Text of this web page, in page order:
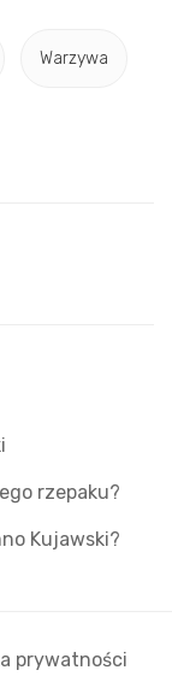
Warzywa
rzepaku?
Kujawski?
prywatności